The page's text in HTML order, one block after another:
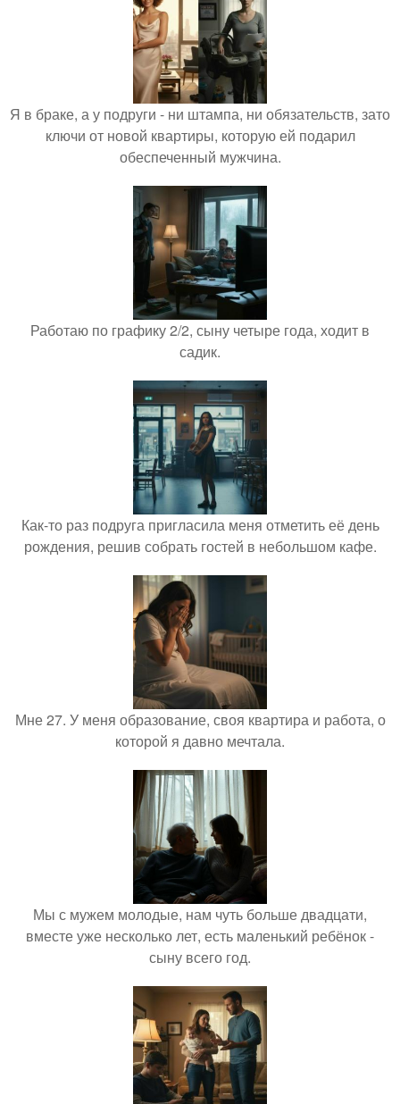
Я в браке, а у подруги - ни штампа, ни обязательств, зато
ключи от новой квартиры, которую ей подарил
обеспеченный мужчина.
Работаю по графику 2/2, сыну четыре года, ходит в
садик.
Как-то раз подруга пригласила меня отметить её день
рождения, решив собрать гостей в небольшом кафе.
Мне 27. У меня образование, своя квартира и работа, о
которой я давно мечтала.
Мы с мужем молодые, нам чуть больше двадцати,
вместе уже несколько лет, есть маленький ребёнок -
сыну всего год.